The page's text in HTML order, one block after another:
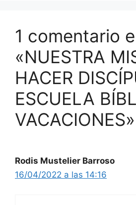
1 comentario
«NUESTRA
HACER
ESCUELA
VACACIONES»
Rodis Mustelier Barroso
16/04/2022 a las 14:16